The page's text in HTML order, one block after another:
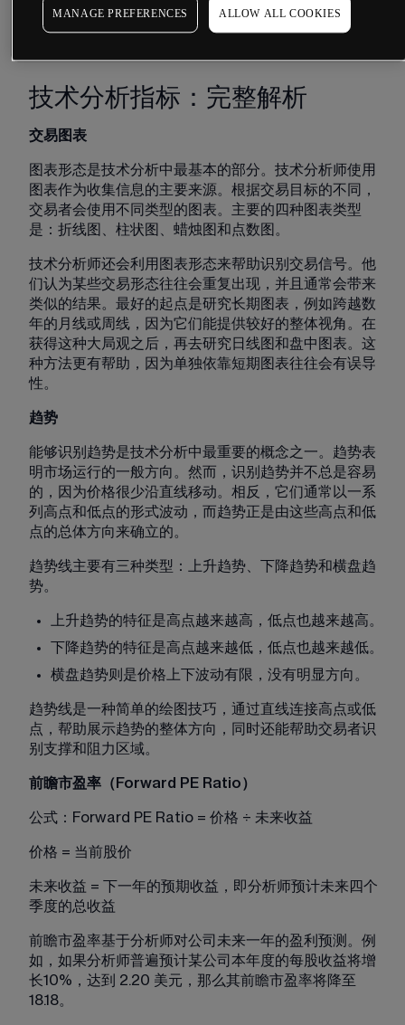
态、随机指标以及支撑和阻力线是一些用于预测金融市
场价格模式的指标。
技术分析指标：完整解析
交易图表
图表形态是技术分析中最基本的部分。技术分析师使用
图表作为收集信息的主要来源。根据交易目标的不同，
交易者会使用不同类型的图表。主要的四种图表类型
是：折线图、柱状图、蜡烛图和点数图。
技术分析师还会利用图表形态来帮助识别交易信号。他
们认为某些交易形态往往会重复出现，并且通常会带来
类似的结果。最好的起点是研究长期图表，例如跨越数
年的月线或周线，因为它们能提供较好的整体视角。在
获得这种大局观之后，再去研究日线图和盘中图表。这
种方法更有帮助，因为单独依靠短期图表往往会有误导
性。
趋势
能够识别趋势是技术分析中最重要的概念之一。趋势表
明市场运行的一般方向。然而，识别趋势并不总是容易
的，因为价格很少沿直线移动。相反，它们通常以一系
列高点和低点的形式波动，而趋势正是由这些高点和低
点的总体方向来确立的。
趋势线主要有三种类型：上升趋势、下降趋势和横盘趋
势。
上升趋势的特征是高点越来越高，低点也越来越高。
下降趋势的特征是高点越来越低，低点也越来越低。
横盘趋势则是价格上下波动有限，没有明显方向。
趋势线是一种简单的绘图技巧，通过直线连接高点或低
点，帮助展示趋势的整体方向，同时还能帮助交易者识
别支撑和阻力区域。
前瞻市盈率（Forward PE Ratio）
公式：Forward PE Ratio = 价格 ÷ 未来收益
价格 = 当前股价
未来收益 = 下一年的预期收益，即分析师预计未来四个
季度的总收益
前瞻市盈率基于分析师对公司未来一年的盈利预测。例
如，如果分析师普遍预计某公司本年度的每股收益将增
长10%，达到 2.20 美元，那么其前瞻市盈率将降至
18.18。
MANAGE PREFERENCES ALLOW ALL COOKIES